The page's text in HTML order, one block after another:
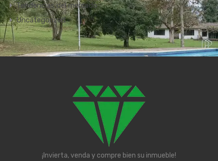
Tendencias del mercado
Uncategorized
¡Invierta, venda y compre bien su inmueble!